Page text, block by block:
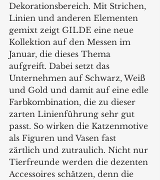
Dekorationsbereich. Mit Strichen,
Linien und anderen Elementen
gemixt zeigt GILDE eine neue
Kollektion auf den Messen im
Januar, die dieses Thema
aufgreift. Dabei setzt das
Unternehmen auf Schwarz, Weiß
und Gold und damit auf eine edle
Farbkombination, die zu dieser
zarten Linienführung sehr gut
passt. So wirken die Katzenmotive
als Figuren und Vasen fast
zärtlich und zutraulich. Nicht nur
Tierfreunde werden die dezenten
Accessoires schätzen, denn die